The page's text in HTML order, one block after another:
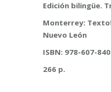
Edición bilingüe.
Monterrey:
Nuevo León
ISBN: 978-607-
266 p.